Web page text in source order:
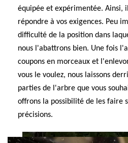
équipée et expérimentée. Ainsi,
répondre à vos exigences. Peu
difficulté de la position dans
nous l'abattrons bien. Une fois
coupons en morceaux et
vous le voulez, nous laissons
parties de l'arbre que vous
offrons la possibilité de les faire
précisions.